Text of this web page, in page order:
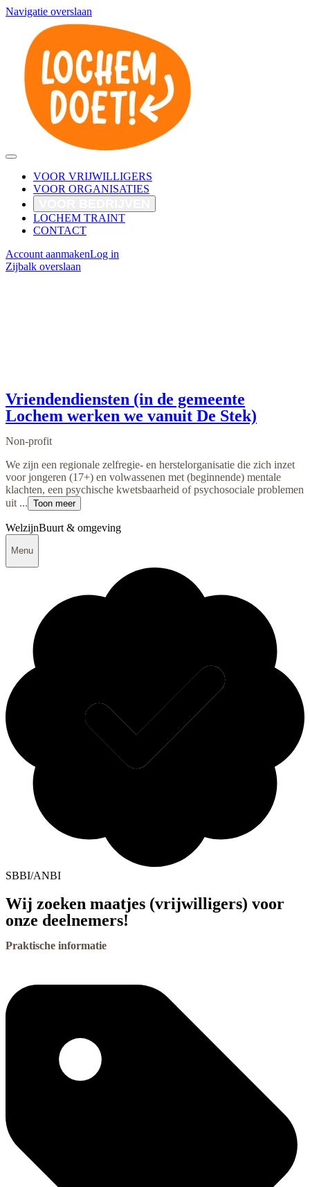
Navigatie overslaan
VOOR VRIJWILLIGERS
VOOR ORGANISATIES
LOCHEM TRAINT
CONTACT
Account aanmakenLog in
Zijbalk overslaan
Vriendendiensten (in de gemeente
Lochem werken we vanuit De Stek)
Non-profit
We zijn een regionale zelfregie- en herstelorganisatie die zich inzet
voor jongeren (17+) en volwassenen met (beginnende) mentale
klachten, een psychische kwetsbaarheid of psychosociale problemen
uit ... Toon meer
WelzijnBuurt & omgeving
Menu
SBBI/ANBI
Wij zoeken maatjes (vrijwilligers) voor
onze deelnemers!
Praktische informatie